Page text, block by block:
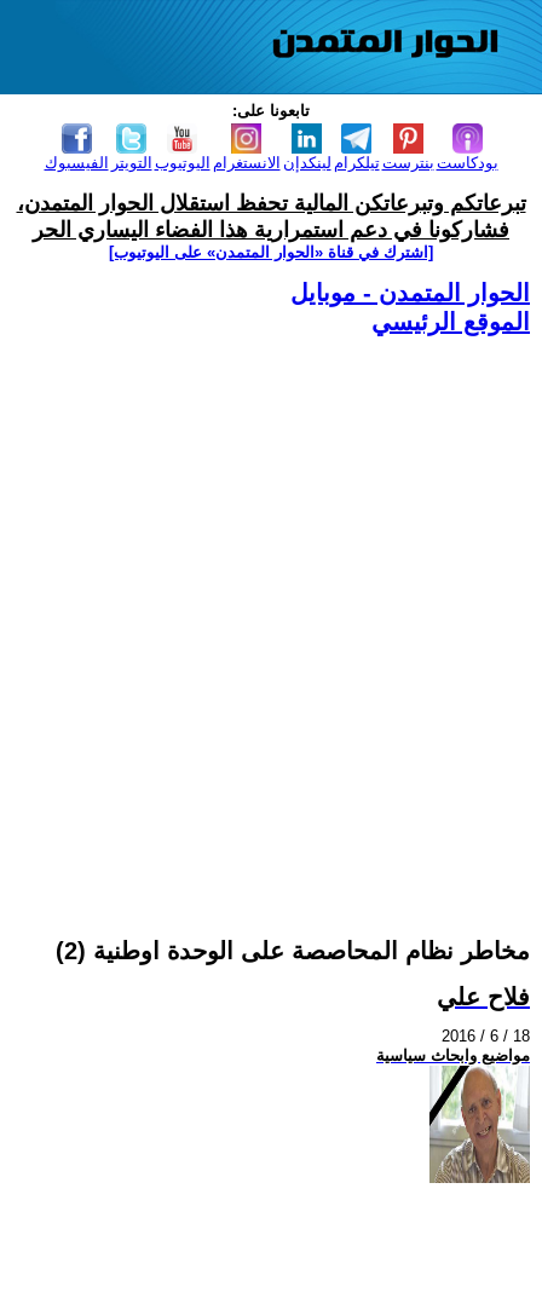
تابعونا على:
الفيسبوك التويتر اليوتيوب الانستغرام لينكدإن تيلكرامبنترست بودكاست
تبرعاتكم وتبرعاتكن المالية تحفظ استقلال الحوار المتمدن،
فشاركونا في دعم استمرارية هذا الفضاء اليساري الحر
[اشترك في قناة ‫«الحوار المتمدن» على اليوتيوب]
الحوار المتمدن - موبايل
الموقع الرئيسي
مخاطر نظام المحاصصة على الوحدة اوطنية (2)
فلاح علي
2016 / 6 / 18
مواضيع وابحاث سياسية